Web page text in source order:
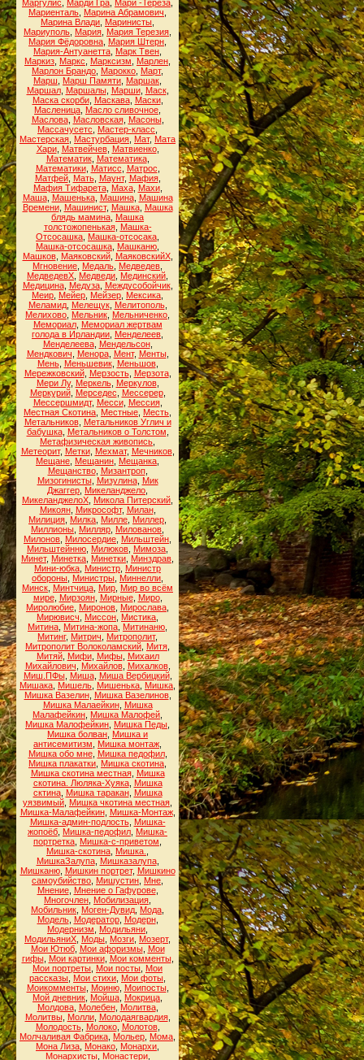
Маргулис
Марди Гра Мари -Тереза
Мариенталь Марина Абрамович
Марина Влади Маринисты
Мариуполь Мария Мария Терезия
Мария Фёдоровна Мария Штерн
Мария-Антуанетта Марк Твен
Маркиз Маркс Марксизм Марлен
Марлон Брандо Марокко Март,
Марш
Марш Памяти Маршак
Маршал, Маршалы, Марши, Маск,
Маска скорби, Маскава, Маски,
Масленица Масло сливочное
Маслова, Масловская, Масоны,
Массачусетс
Мастер-класс
Мастерская Мастурбация Мат, Мата
Хари, Матвейчев, Матвиенко,
Математик, Математика,
Математики, Матисс Матрос
Матфей, Мать, Маунт, Мафия,
Мафия Тифарета, Маха, Махи,
Маша, Машенька, Машина, Машина
Времени, Машинист, Машка, Машка
блядь мамина Машка
толстожопенькая, Машка-
Отсосашка Машка-отсосака
Машка-отсосашка Машканю
Машков, Маяковский, МаяковскийХ,
Мгновение Медаль Медведев
МедведевХ Медведи Мединский
Медицина, Медуза, Междусобойчик,
Меир Мейер Мейзер Мексика
Меламид, Мелещук, Мелитополь,
Мелихово Мельник Мельниченко
Мемориал, Мемориал жертвам
голода в Ирландии Менделеев
Менделеева, Мендельсон,
Мендкович
Менора, Мент, Менты,
Мень, Меньшевик, Меньшов,
Мережковский, Мерзость, Мерзота,
Мери Лу, Меркель, Меркулов,
Меркурий, Мерседес Мессерер,
Мессершмидт, Месси, Мессия,
Местная Скотина Местные Месть
Метальников, Метальников Углич и
бабушка, Метальников о Толстом
Метафизическая живопись
Метеорит, Метки, Мехмат, Мечников,
Мещане Мещанин Мещанка
Мещанство, Мизантроп,
Мизогинисты, Мизулина, Мик
Джаггер Микеланджело
МикеланджелоХ Микола Питерский
Микоян, Микрософт, Милан,
Милиция Милка Милле Миллер
Миллионы Милляр Милованов
Милонов Милосердие Мильштейн
Мильштейнню Милюков Мимоза
Минет, Минетка Минетки Минздрав
Мини-юбка Министр Министр
обороны Министры Миннелли
Минск Минтчица Мир Мир во всём
мире, Мирзоян, Мирные, Миро,
Миролюбие Миронов Мирослава
Мирювисч
Миссон Мистика
Митина Митина-жопа Митинаню
Митинг, Митрич Митрополит,
Митрополит Волоколамский Митя
Митяй, Мифи, Мифы, Михаил
Михайлович
Михайлов, Михалков,
Миш.ПФы, Миша, Миша Вербицкий,
Мишака Мишель Мишенька Мишка
Мишка Вазелин, Мишка Вазелинов,
Мишка Малаейкин, Мишка
Малафейкин Мишка Малофей
Мишка Малофейкин Мишка Педы
Мишка болван Мишка и
антисемитизм
Мишка монтаж
Мишка обо мне, Мишка педофил,
Мишка плакатки Мишка скотина
Мишка скотина местная, Мишка
скотина. Люляка-Хуяка, Мишка
сктина, Мишка таракан, Мишка
уязвимый Мишка чкотина местная
Мишка-Малафейкин, Мишка-Монтаж,
Мишка-админ-подлость, Мишка-
жопоёб Мишка-педофил Мишка-
портретка Мишка-с-приветом
Мишка-скотина Мишка.
МишкаЗалупа, Мишказалупа,
Мишканю, Мишкин портрет, Мишкино
самоубийство Мишустин Мне
Мнение, Мнение о Гафурове,
Многочлен Мобилизация
Мобильник Моген-Дувид Мода
Модель, Модератор, Модерн,
Модернизм
Модильяни
МодильяниХ Моды Мозги Мозерт,
Мои Ютюб, Мои афоризмы, Мои
гифы, Мои картинки, Мои комменты,
Мои портреты Мои посты Мои
рассказы Мои стихи Мои фоты
Моикомменты, Моиню, Моипосты,
Мой дневник Мойша Мокрица
Молдова, Молебен, Молитва,
Молитвы, Молли, Молодаягвардия,
Молодость, Молоко, Молотов,
Молчаливая Фабрика Мольер Мома
Мона Лиза Монако Монархи
Монархисты, Монастери,